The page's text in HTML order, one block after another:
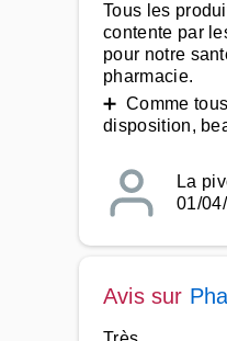
Tous les
contente par
pour notre
pharmacie.
➕ Comme
disposition,
La
01/
Avis sur